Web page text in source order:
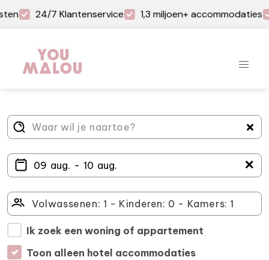
24/7 Klantenservice 1,3 miljoen+ accommodaties
＋
Ik zoek een woning of appartement
Toon alleen hotel accommodaties